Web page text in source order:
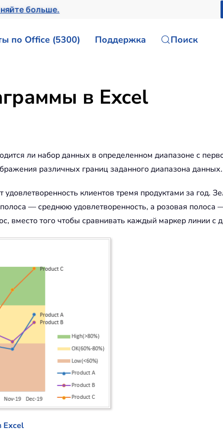
больше.
по Office (5300) Поддержка Поиск
в Excel
ли набор данных в определенном диапазоне с
различных границ заданного диапазона данных.
клиентов тремя продуктами за год.
— среднюю удовлетворенность, а розовая полоса
вместо того чтобы сравнивать каждый маркер линии с
Excel